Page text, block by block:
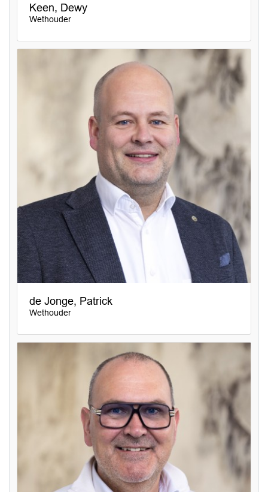
Keen, Dewy
Wethouder
de Jonge, Patrick
Wethouder